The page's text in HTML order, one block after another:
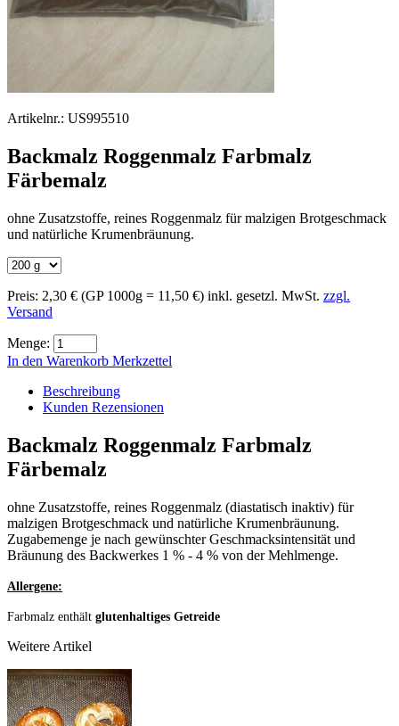
Artikelnr.: US995510
Backmalz Roggenmalz Farbmalz
Färbemalz
ohne Zusatzstoffe, reines Roggenmalz für malzigen Brotgeschmack
und natürliche Krumenbräunung.
Preis: 2,30 € (GP 1000g = 11,50 €) inkl. gesetzl. MwSt. zzgl.
Versand
Menge:
In den Warenkorb Merkzettel
Beschreibung
Kunden Rezensionen
Backmalz Roggenmalz Farbmalz
Färbemalz
ohne Zusatzstoffe, reines Roggenmalz (diastatisch inaktiv) für
malzigen Brotgeschmack und natürliche Krumenbräunung.
Zugabemenge je nach gewünschter Geschmacksintensität und
Bräunung des Backwerkes 1 % - 4 % von der Mehlmenge.
Allergene:
Farbmalz enthält glutenhaltiges Getreide
Weitere Artikel